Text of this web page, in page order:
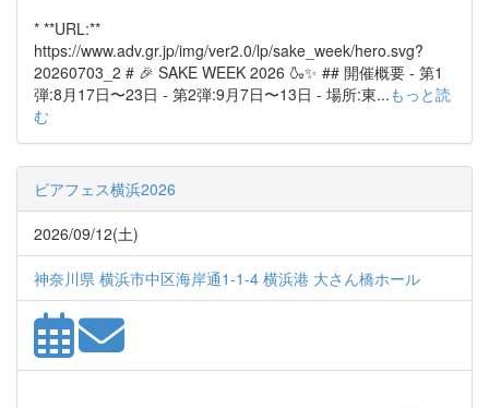
* **URL:**
https://www.adv.gr.jp/img/ver2.0/lp/sake_week/hero.svg?
20260703_2 # 🎉 SAKE WEEK 2026 🍶✨ ## 開催概要 - 第1
弾:8月17日〜23日 - 第2弾:9月7日〜13日 - 場所:東...もっと読
む
ビアフェス横浜2026
2026/09/12(土)
神奈川県 横浜市中区海岸通1-1-4 横浜港 大さん橋ホール